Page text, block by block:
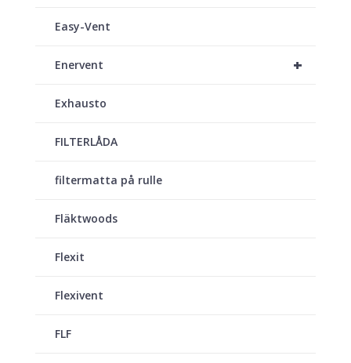
Easy-Vent
+
Enervent
Exhausto
FILTERLÅDA
filtermatta på rulle
Fläktwoods
Flexit
Flexivent
FLF